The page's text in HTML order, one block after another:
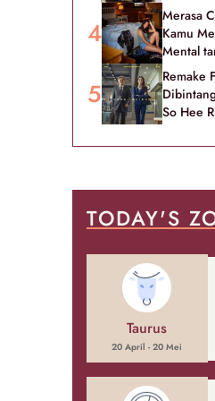
Merasa
Kamu
Mental
Remake
So Hee
TODAY'S
Taurus
20 April - 20 Mei